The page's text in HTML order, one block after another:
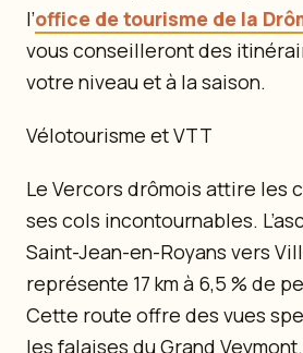
l’office de tourisme de la
vous conseilleront des
votre niveau et à la saison.
Vélotourisme et VTT
Le Vercors drômois attire les
ses cols incontournables.
Saint-Jean-en-Royans vers
représente 17 km à 6,5 % de
Cette route offre des vues
les falaises du Grand Veymont.